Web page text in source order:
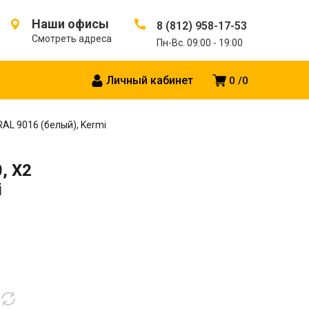
Наши офисы
Смотреть адреса
8 (812) 958-17-53
Пн-Вс. 09:00 - 19:00
0 0
Личный кабинет
9016 (белый), Kermi
X2